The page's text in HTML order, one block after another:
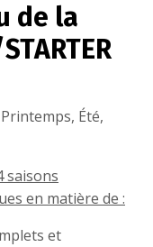
de la
Été,
saisons
en matière de :
et